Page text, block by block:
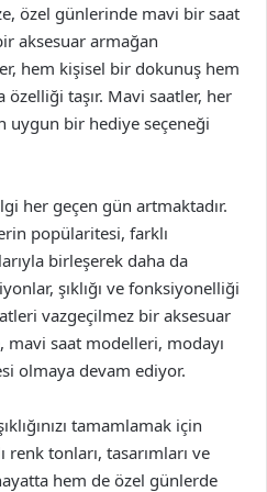
özel günlerinde mavi bir saat
aksesuar armağan
hem kişisel bir dokunuş hem
özelliği taşır. Mavi saatler, her
uygun bir hediye seçeneği
her geçen gün artmaktadır.
popülaritesi, farklı
birleşerek daha da
şıklığı ve fonksiyonelliği
vazgeçilmez bir aksesuar
saat modelleri, modayı
olmaya devam ediyor.
tamamlamak için
renk tonları, tasarımları ve
hem de özel günlerde